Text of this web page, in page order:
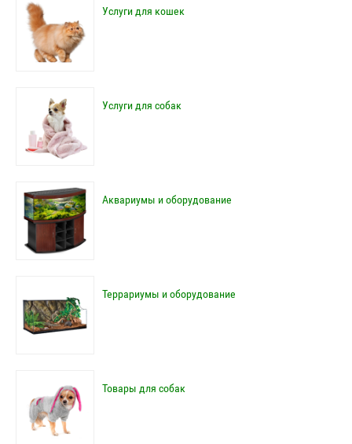
Услуги для кошек
Услуги для собак
Аквариумы и оборудование
Террариумы и оборудование
Товары для собак